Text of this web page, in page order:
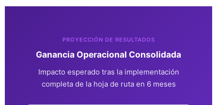
PROYECCIÓN DE RESULTADOS
Ganancia Operacional Consolidada
Impacto esperado tras la implementación
completa de la hoja de ruta en 6 meses